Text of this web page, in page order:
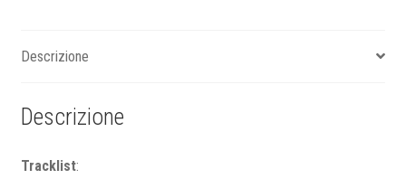
Descrizione
Descrizione
Tracklist: